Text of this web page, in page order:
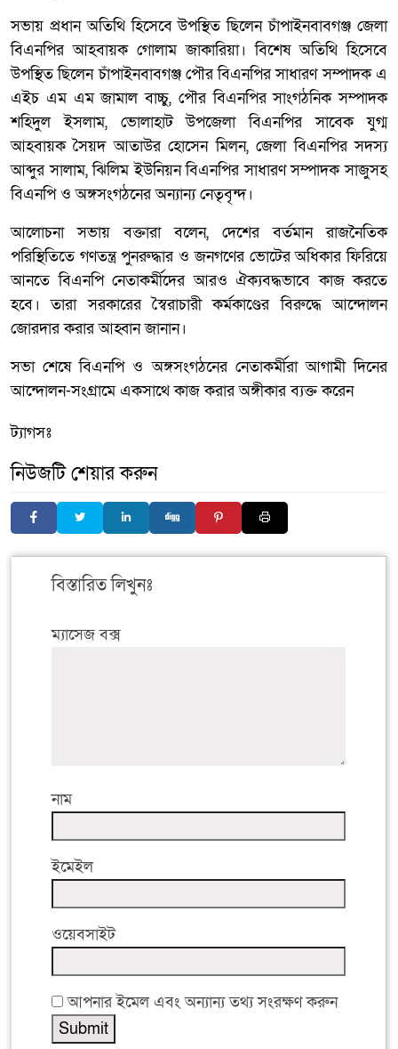
সভায় প্রধান অতিথি হিসেবে উপস্থিত ছিলেন চাঁপাইনবাবগঞ্জ জেলা
বিএনপির আহবায়ক গোলাম জাকারিয়া। বিশেষ অতিথি হিসেবে
উপস্থিত ছিলেন চাঁপাইনবাবগঞ্জ পৌর বিএনপির সাধারণ সম্পাদক এ
এইচ এম এম জামাল বাচ্চু, পৌর বিএনপির সাংগঠনিক সম্পাদক
শহিদুল ইসলাম, ভোলাহাট উপজেলা বিএনপির সাবেক যুগ্ম
আহবায়ক সৈয়দ আতাউর হোসেন মিলন, জেলা বিএনপির সদস্য
আব্দুর সালাম, ঝিলিম ইউনিয়ন বিএনপির সাধারণ সম্পাদক সাজুসহ
বিএনপি ও অঙ্গসংগঠনের অন্যান্য নেতৃবৃন্দ।
আলোচনা সভায় বক্তারা বলেন, দেশের বর্তমান রাজনৈতিক
পরিস্থিতিতে গণতন্ত্র পুনরুদ্ধার ও জনগণের ভোটের অধিকার ফিরিয়ে
আনতে বিএনপি নেতাকর্মীদের আরও ঐক্যবদ্ধভাবে কাজ করতে
হবে। তারা সরকারের স্বৈরাচারী কর্মকাণ্ডের বিরুদ্ধে আন্দোলন
জোরদার করার আহ্বান জানান।
সভা শেষে বিএনপি ও অঙ্গসংগঠনের নেতাকর্মীরা আগামী দিনের
আন্দোলন-সংগ্রামে একসাথে কাজ করার অঙ্গীকার ব্যক্ত করেন
ট্যাগসঃ
নিউজটি শেয়ার করুন
বিস্তারিত লিখুনঃ
ম্যাসেজ বক্স
নাম
ইমেইল
ওয়েবসাইট
আপনার ইমেল এবং অন্যান্য তথ্য সংরক্ষণ করুন